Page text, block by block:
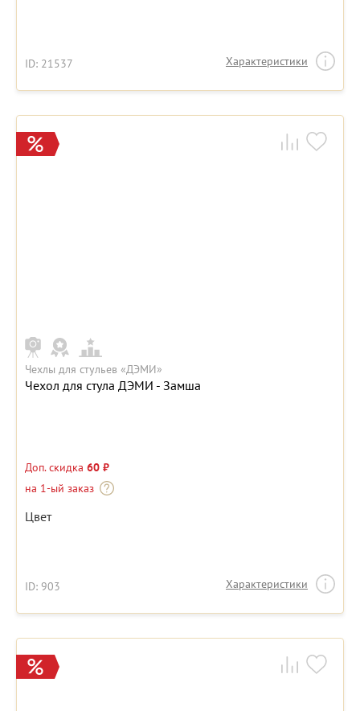
ID: 21537 Характеристики
Чехлы для стульев «ДЭМИ»
Чехол для стула ДЭМИ - Замша
Доп. скидка 60 ₽
на 1-ый заказ
Цвет
ID: 903 Характеристики